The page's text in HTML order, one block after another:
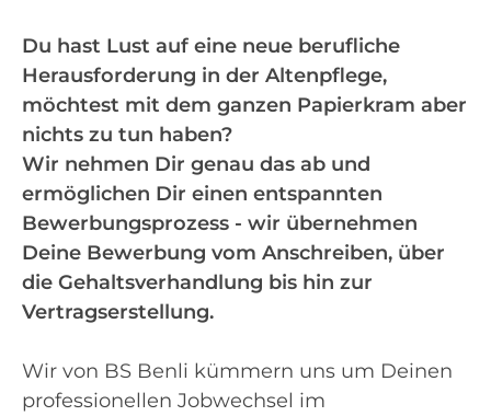
Du hast Lust auf eine neue berufliche
Herausforderung in der Altenpflege,
möchtest mit dem ganzen Papierkram aber
nichts zu tun haben?
Wir nehmen Dir genau das ab und
ermöglichen Dir einen entspannten
Bewerbungsprozess - wir übernehmen
Deine Bewerbung vom Anschreiben, über
die Gehaltsverhandlung bis hin zur
Vertragserstellung.
Wir von BS Benli kümmern uns um Deinen
professionellen Jobwechsel im